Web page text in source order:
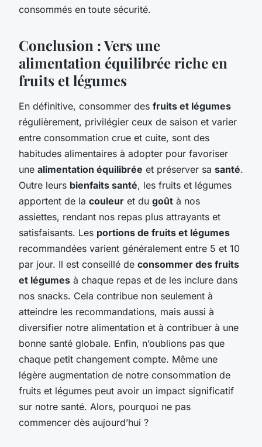
consommés en toute sécurité.
Conclusion : Vers une
alimentation équilibrée riche en
fruits et légumes
En définitive, consommer des fruits et légumes
régulièrement, privilégier ceux de saison et varier
entre consommation crue et cuite, sont des
habitudes alimentaires à adopter pour favoriser
une alimentation équilibrée et préserver sa santé.
Outre leurs bienfaits santé, les fruits et légumes
apportent de la couleur et du goût à nos
assiettes, rendant nos repas plus attrayants et
satisfaisants. Les portions de fruits et légumes
recommandées varient généralement entre 5 et 10
par jour. Il est conseillé de consommer des fruits
et légumes à chaque repas et de les inclure dans
nos snacks. Cela contribue non seulement à
atteindre les recommandations, mais aussi à
diversifier notre alimentation et à contribuer à une
bonne santé globale. Enfin, n’oublions pas que
chaque petit changement compte. Même une
légère augmentation de notre consommation de
fruits et légumes peut avoir un impact significatif
sur notre santé. Alors, pourquoi ne pas
commencer dès aujourd’hui ?